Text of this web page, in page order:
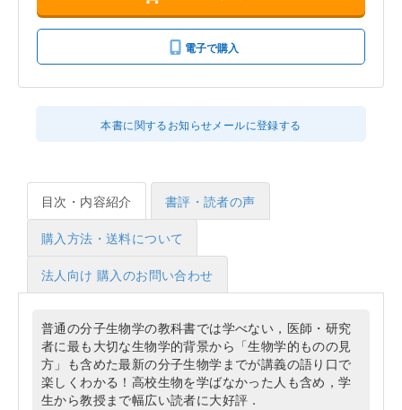
電子で購入
本書に関するお知らせメールに登録する
目次・内容紹介 書評・読者の声
購入方法・送料について
法人向け 購入のお問い合わせ
普通の分子生物学の教科書では学べない，医師・研究
者に最も大切な生物学的背景から「生物学的ものの見
方」も含めた最新の分子生物学までが講義の語り口で
楽しくわかる！高校生物を学ばなかった人も含め，学
生から教授まで幅広い読者に大好評．